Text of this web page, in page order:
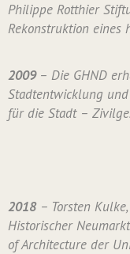
Philippe Rotthier
Rekonstruktion eines
2009 – Die GHND
Stadtentwicklung
für die Stadt –
2018– Torsten
Historischer
of Architecture der